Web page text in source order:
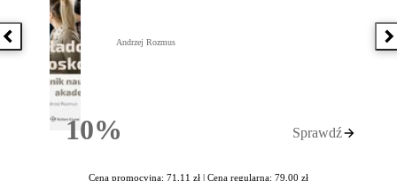
Poprzednia książka
10%Rabatu
Andrzej Rozmus
Sprawdź
Cena promocyjna: 71,11 zł | Cena regularna: 79,00 zł